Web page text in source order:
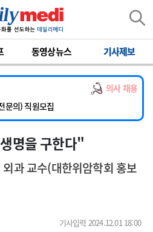
동영상뉴스 기사제보
의사 채용
모집
과 임기제 임상의사 채용
아응급전담) 계약직 의사 공개채용
문의) 직원모집
지던트1년차) 모집
턴 모집
명을 구한다"
과 교수(대한위암학회 홍보
기사입력 2024.12.01 18:00